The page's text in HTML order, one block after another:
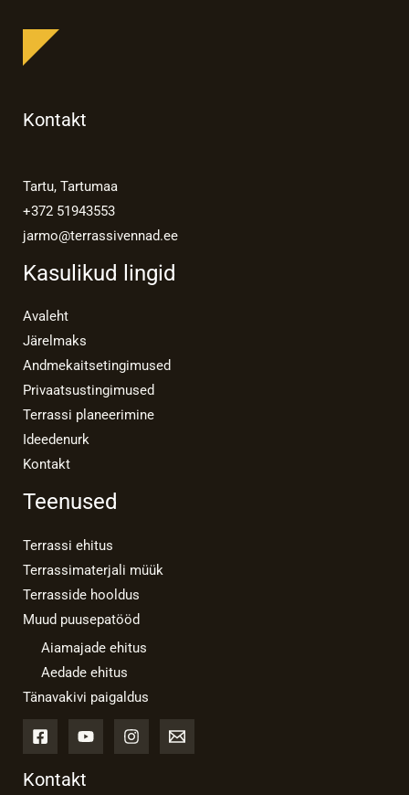
Kontakt
Tartu, Tartumaa
+372 51943553
jarmo@terrassivennad.ee
Kasulikud lingid
Avaleht
Järelmaks
Andmekaitsetingimused
Privaatsustingimused
Terrassi planeerimine
Ideedenurk
Kontakt
Teenused
Terrassi ehitus
Terrassimaterjali müük
Terrasside hooldus
Muud puusepatööd
Aiamajade ehitus
Aedade ehitus
Tänavakivi paigaldus
Kontakt